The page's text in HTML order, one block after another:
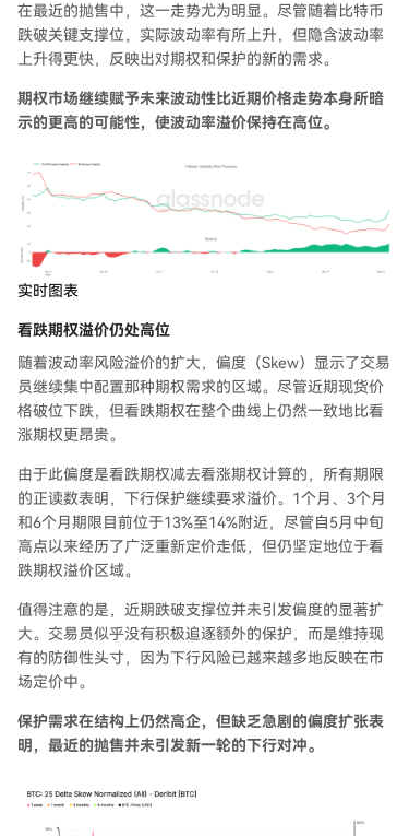
在最近的抛售中，这一走势尤为明显。尽管随着比特币
跌破关键支撑位，实际波动率有所上升，但隐含波动率
上升得更快，反映出对期权和保护的新的需求。
期权市场继续赋予未来波动性比近期价格走势本身所暗
示的更高的可能性，使波动率溢价保持在高位。
实时图表
看跌期权溢价仍处高位
随着波动率风险溢价的扩大，偏度（Skew）显示了交易
员继续集中配置那种期权需求的区域。尽管近期现货价
格破位下跌，但看跌期权在整个曲线上仍然一致地比看
涨期权更昂贵。
由于此偏度是看跌期权减去看涨期权计算的，所有期限
的正读数表明，下行保护继续要求溢价。1个月、3个月
和6个月期限目前位于13%至14%附近，尽管自5月中旬
高点以来经历了广泛重新定价走低，但仍坚定地位于看
跌期权溢价区域。
值得注意的是，近期跌破支撑位并未引发偏度的显著扩
大。交易员似乎没有积极追逐额外的保护，而是维持现
有的防御性头寸，因为下行风险已越来越多地反映在市
场定价中。
保护需求在结构上仍然高企，但缺乏急剧的偏度扩张表
明，最近的抛售并未引发新一轮的下行对冲。